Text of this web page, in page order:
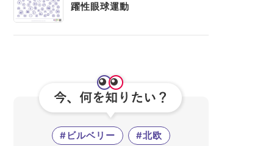
躍性眼球運動
#ビルベリー
#北欧